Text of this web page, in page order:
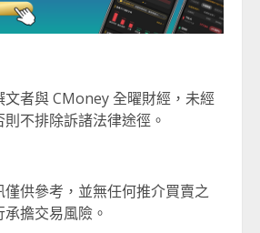
者與 CMoney 全曜財經，未經
不排除訴諸法律途徑。
供參考，並無任何推介買賣之
擔交易風險。